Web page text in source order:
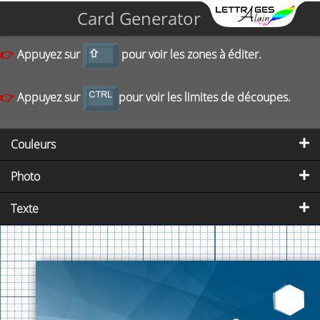
Card Generator
👉Appuyez sur pour voir les zones à éditer.
👉Appuyez sur pour voir les limites de découpes.
Couleurs
Photo
Texte